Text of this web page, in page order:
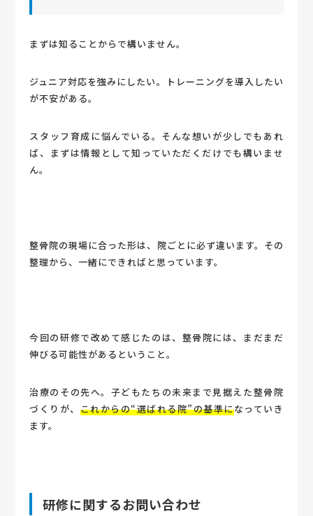
まずは知ることからで構いません。
ジュニア対応を強みにしたい。トレーニングを導入したい
が不安がある。
スタッフ育成に悩んでいる。そんな想いが少しでもあれ
ば、まずは情報として知っていただくだけでも構いませ
ん。
整骨院の現場に合った形は、院ごとに必ず違います。その
整理から、一緒にできればと思っています。
今回の研修で改めて感じたのは、整骨院には、まだまだ
伸びる可能性があるということ。
治療のその先へ。子どもたちの未来まで見据えた整骨院
づくりが、 これからの“選ばれる院”の基準になっていき
ます。
研修に関するお問い合わせ